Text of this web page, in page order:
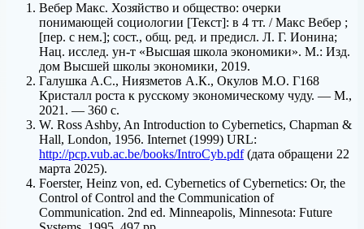
Вебер Макс. Хозяйство и общество: очерки
понимающей социологии [Текст]: в 4 тт. / Макс Вебер ;
[пер. с нем.]; сост., общ. ред. и предисл. Л. Г. Ионина;
Нац. исслед. ун-т «Высшая школа экономики». М.: Изд.
дом Высшей школы экономики, 2019.
Галушка А.С., Ниязметов А.К., Окулов М.О. Г168
Кристалл роста к русскому экономическому чуду. — М.,
2021. — 360 с.
W. Ross Ashby, An Introduction to Cybernetics, Chapman &
Hall, London, 1956. Internet (1999) URL:
http://pcp.vub.ac.be/books/IntroCyb.pdf(дата обращени 22
марта 2025).
Foerster, Heinz von, ed. Cybernetics of Cybernetics: Or, the
Control of Control and the Communication of
Communication. 2nd ed. Minneapolis, Minnesota: Future